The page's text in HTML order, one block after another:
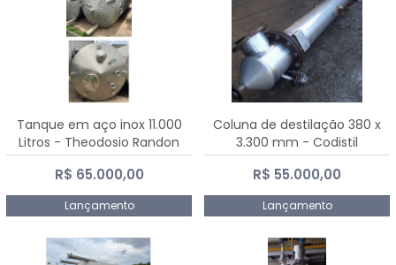
Tanque em aço inox 11.000
Litros - Theodosio Randon
R$ 65.000,00
Lançamento
Coluna de destilação 380 x
3.300 mm - Codistil
R$ 55.000,00
Lançamento